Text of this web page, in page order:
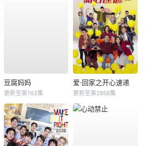
豆腐妈妈
更新至第163集
爱·回家之开心速递
更新至第2868集